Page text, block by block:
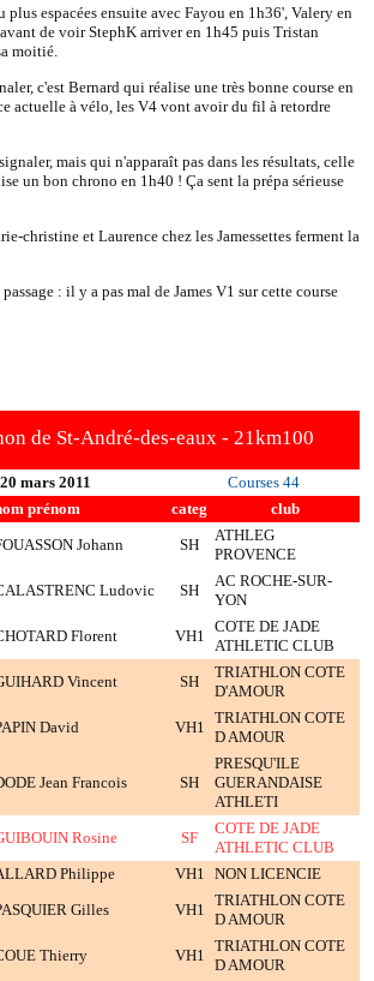
plus espacées ensuite avec Fayou en 1h36', Valery en
de voir StephK arriver en 1h45 puis Tristan
moitié.
c'est Bernard qui réalise une très bonne course en
actuelle à vélo, les V4 vont avoir du fil à retordre
mais qui n'apparaît pas dans les résultats, celle
un bon chrono en 1h40 ! Ça sent la prépa sérieuse
christine et Laurence chez les Jamessettes ferment la
: il y a pas mal de James V1 sur cette course
de St-André-des-eaux - 21km100
mars 2011
Courses 44
prénom categ club
Johann SH
ATHLEG
PROVENCE
Ludovic SH
AC ROCHE-SUR-
YON
Florent VH1
COTE DE JADE
ATHLETIC CLUB
Vincent SH
TRIATHLON COTE
D'AMOUR
David VH1
TRIATHLON COTE
D AMOUR
Jean Francois SH
PRESQU'ILE
GUERANDAISE
ATHLETI
Rosine SF
COTE DE JADE
ATHLETIC CLUB
Philippe VH1 NON LICENCIE
Gilles VH1
TRIATHLON COTE
D AMOUR
Thierry VH1
TRIATHLON COTE
D AMOUR